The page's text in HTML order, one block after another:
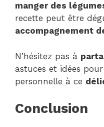
manger des
recette peut être
accompagnement
N’hésitez pas à
astuces et idées pour
personnelle à ce
Conclusion